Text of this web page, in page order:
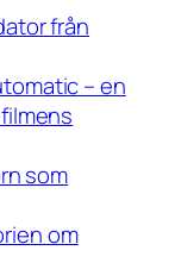
från
– en
som
om